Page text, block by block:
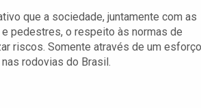
que a sociedade, juntamente com as
pedestres, o respeito às normas de
riscos. Somente através de um esforço
rodovias do Brasil.